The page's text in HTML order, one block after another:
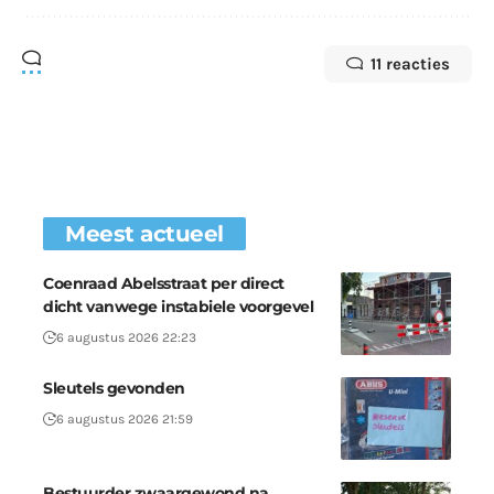
11 reacties
Meest actueel
Coenraad Abelsstraat per direct
dicht vanwege instabiele voorgevel
6 augustus 2026 22:23
Sleutels gevonden
6 augustus 2026 21:59